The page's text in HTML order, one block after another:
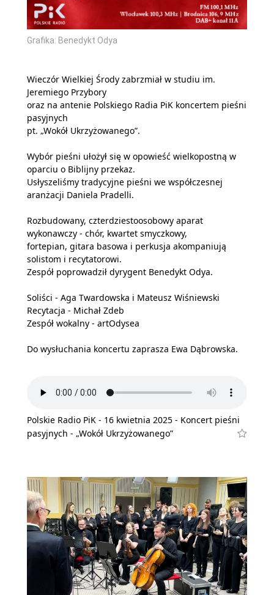
Grafika: Benedykt Odya
Wieczór Wielkiej Środy zabrzmiał w studiu im.
Jeremiego Przybory
oraz na antenie Polskiego Radia PiK koncertem pieśni
pasyjnych
pt. „Wokół Ukrzyżowanego”.
Wybór pieśni ułożył się w opowieść wielkopostną w
oparciu o Biblijny przekaz.
Usłyszeliśmy tradycyjne pieśni we współczesnej
aranżacji Daniela Pradelli.
Rozbudowany, czterdziestoosobowy aparat
wykonawczy - chór, kwartet smyczkowy,
fortepian, gitara basowa i perkusja akompaniują
solistom i recytatorowi.
Zespół poprowadził dyrygent Benedykt Odya.
Soliści - Aga Twardowska i Mateusz Wiśniewski
Recytacja - Michał Zdeb
Zespół wokalny - artOdysea
Do wysłuchania koncertu zaprasza Ewa Dąbrowska.
Polskie Radio PiK - 16 kwietnia 2025 - Koncert pieśni
pasyjnych - „Wokół Ukrzyżowanego”